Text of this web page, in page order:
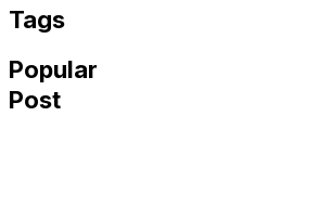
Tags
Popular
Post